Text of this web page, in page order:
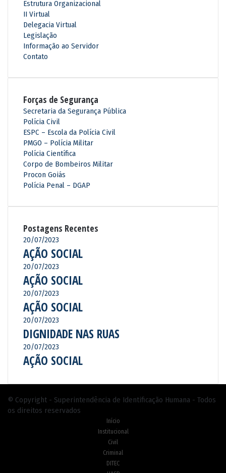
Estrutura Organizacional
II Virtual
Delegacia Virtual
Legislação
Informação ao Servidor
Contato
Forças de Segurança
Secretaria da Segurança Pública
Polícia Civil
ESPC – Escola da Polícia Civil
PMGO – Polícia Militar
Polícia Científica
Corpo de Bombeiros Militar
Procon Goiás
Polícia Penal – DGAP
Postagens Recentes
20/07/2023
AÇÃO SOCIAL
20/07/2023
AÇÃO SOCIAL
20/07/2023
AÇÃO SOCIAL
20/07/2023
DIGNIDADE NAS RUAS
20/07/2023
AÇÃO SOCIAL
© Copyright - Superintendência de Identificação Humana - Todos
os direitos reservados
Início
Institucional
Civil
Criminal
DITEC